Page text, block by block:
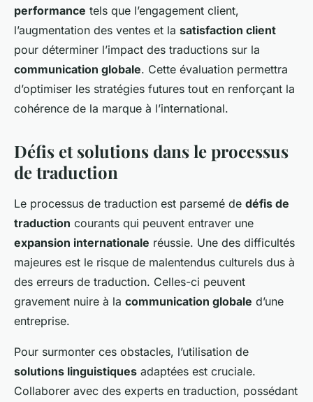
performance tels que l’engagement client,
l’augmentation des ventes et la satisfaction client
pour déterminer l’impact des traductions sur la
communication globale. Cette évaluation permettra
d’optimiser les stratégies futures tout en renforçant la
cohérence de la marque à l’international.
Défis et solutions dans le processus
de traduction
Le processus de traduction est parsemé de défis de
traduction courants qui peuvent entraver une
expansion internationale réussie. Une des difficultés
majeures est le risque de malentendus culturels dus à
des erreurs de traduction. Celles-ci peuvent
gravement nuire à la communication globale d’une
entreprise.
Pour surmonter ces obstacles, l’utilisation de
solutions linguistiques adaptées est cruciale.
Collaborer avec des experts en traduction, possédant